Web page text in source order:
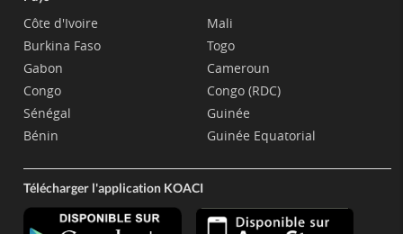
Côte d'Ivoire
Burkina Faso
Gabon
Congo
Sénégal
Bénin
Mali
Togo
Cameroun
Congo (RDC)
Guinée
Guinée Equatorial
Télécharger l'application KOACI